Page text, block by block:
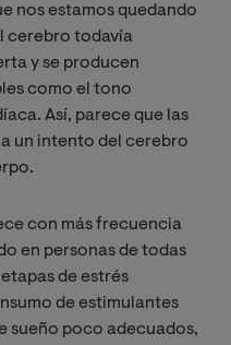
nos estamos quedando
cerebro todavía
y se producen
como el tono
Así, parece que las
un intento del cerebro
con más frecuencia
en personas de todas
de estrés
de estimulantes
sueño poco adecuados,